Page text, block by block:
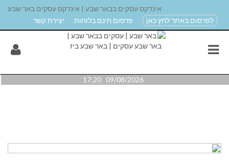
אינדקס עסקים בבאר שבע | אינדקס עסקים באר שבע
לפרסום באתר לחץ כאן
פרסום חינם בלוחות יצירת קשר
09/08/2026 17:20